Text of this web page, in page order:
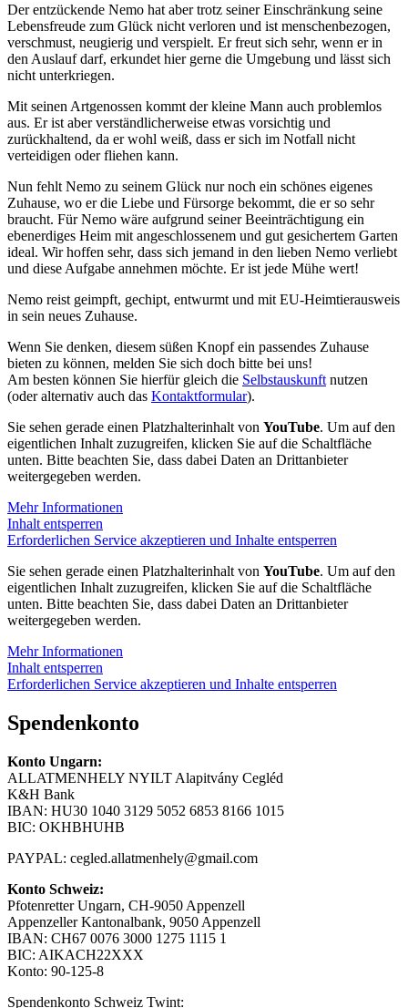
Der entzückende Nemo hat aber trotz seiner Einschränkung seine
Lebensfreude zum Glück nicht verloren und ist menschenbezogen,
verschmust, neugierig und verspielt. Er freut sich sehr, wenn er in
den Auslauf darf, erkundet hier gerne die Umgebung und lässt sich
nicht unterkriegen.
Mit seinen Artgenossen kommt der kleine Mann auch problemlos
aus. Er ist aber verständlicherweise etwas vorsichtig und
zurückhaltend, da er wohl weiß, dass er sich im Notfall nicht
verteidigen oder fliehen kann.
Nun fehlt Nemo zu seinem Glück nur noch ein schönes eigenes
Zuhause, wo er die Liebe und Fürsorge bekommt, die er so sehr
braucht. Für Nemo wäre aufgrund seiner Beeinträchtigung ein
ebenerdiges Heim mit angeschlossenem und gut gesichertem Garten
ideal. Wir hoffen sehr, dass sich jemand in den lieben Nemo verliebt
und diese Aufgabe annehmen möchte. Er ist jede Mühe wert!
Nemo reist geimpft, gechipt, entwurmt und mit EU-Heimtierausweis
in sein neues Zuhause.
Wenn Sie denken, diesem süßen Knopf ein passendes Zuhause
bieten zu können, melden Sie sich doch bitte bei uns!
Am besten können Sie hierfür gleich die Selbstauskunft nutzen
(oder alternativ auch das Kontaktformular).
Sie sehen gerade einen Platzhalterinhalt von YouTube. Um auf den
eigentlichen Inhalt zuzugreifen, klicken Sie auf die Schaltfläche
unten. Bitte beachten Sie, dass dabei Daten an Drittanbieter
weitergegeben werden.
Mehr Informationen
Inhalt entsperren
Erforderlichen Service akzeptieren und Inhalte entsperren
Sie sehen gerade einen Platzhalterinhalt von YouTube. Um auf den
eigentlichen Inhalt zuzugreifen, klicken Sie auf die Schaltfläche
unten. Bitte beachten Sie, dass dabei Daten an Drittanbieter
weitergegeben werden.
Mehr Informationen
Inhalt entsperren
Erforderlichen Service akzeptieren und Inhalte entsperren
Spendenkonto
Konto Ungarn:
ALLATMENHELY NYILT Alapitvány Cegléd
K&H Bank
IBAN: HU30 1040 3129 5052 6853 8166 1015
BIC: OKHBHUHB
PAYPAL: cegled.allatmenhely@gmail.com
Konto Schweiz:
Pfotenretter Ungarn, CH-9050 Appenzell
Appenzeller Kantonalbank, 9050 Appenzell
IBAN: CH67 0076 3000 1275 1115 1
BIC: AIKACH22XXX
Konto: 90-125-8
Spendenkonto Schweiz Twint: